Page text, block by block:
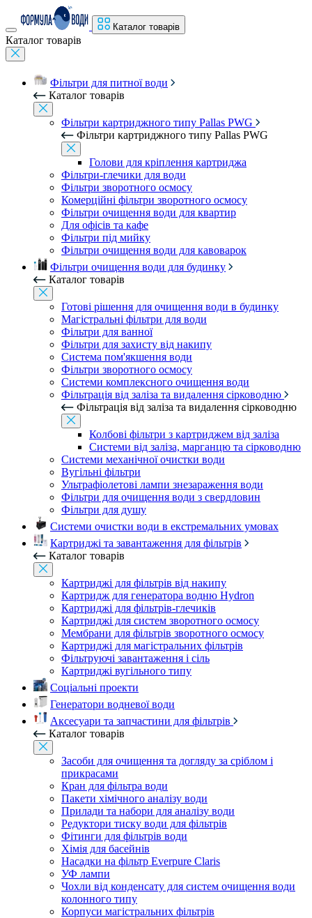
Каталог товарів
Каталог товарів
Фільтри для питної води
Каталог товарів
Фільтри картриджного типу Pallas PWG
Фільтри картриджного типу Pallas PWG
Голови для кріплення картриджа
Фільтри-глечики для води
Фільтри зворотного осмосу
Комерційні фільтри зворотного осмосу
Фільтри очищення води для квартир
Для офісів та кафе
Фільтри під мийку
Фільтри очищення води для кавоварок
Фільтри очищення води для будинку
Каталог товарів
Готові рішення для очищення води в будинку
Магістральні фільтри для води
Фільтри для ванної
Фільтри для захисту від накипу
Система пом'якшення води
Фільтри зворотного осмосу
Системи комплексного очищення води
Фільтрація від заліза та видалення сірководню
Фільтрація від заліза та видалення сірководню
Колбові фільтри з картриджем від заліза
Системи від заліза, марганцю та сірководню
Системи механічної очистки води
Вугільні фільтри
Ультрафіолетові лампи знезараження води
Фільтри для очищення води з свердловин
Фільтри для душу
Системи очистки води в екстремальних умовах
Картриджі та завантаження для фільтрів
Каталог товарів
Картриджі для фільтрів від накипу
Картридж для генератора водню Hydron
Картриджі для фільтрів-глечиків
Картриджі для систем зворотного осмосу
Мембрани для фільтрів зворотного осмосу
Картриджі для магістральних фільтрів
Фільтруючі завантаження і сіль
Картриджі вугільного типу
Соціальні проекти
Генератори водневої води
Аксесуари та запчастини для фільтрів
Каталог товарів
Засоби для очищення та догляду за сріблом і
прикрасами
Кран для фільтра води
Пакети хімічного аналізу води
Прилади та набори для аналізу води
Редуктори тиску води для фільтрів
Фітинги для фільтрів води
Хімія для басейнів
Насадки на фільтр Everpure Claris
УФ лампи
Чохли від конденсату для систем очищення води
колонного типу
Корпуси магістральних фільтрів